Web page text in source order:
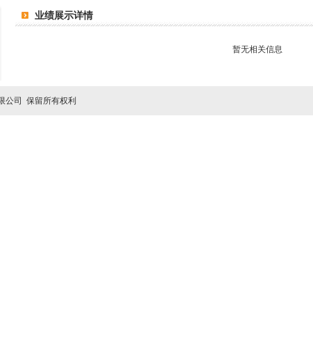
业绩展示详情
暂无相关信息
公司 保留所有权利